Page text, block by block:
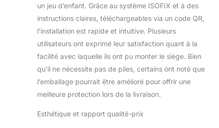
d'une seule main et
tout au long de sa
EASY GROW
SYSTEM - Vous
pouvez ajuster et
régler l'appui-tête
sur 18 niveaux.
EASY GROW
SYSTEM vous
l'appui-tête et les
un jeu d’enfant. Grâce au système ISOFIX et à des
instructions claires, téléchargeables via un code QR,
l’installation est rapide et intuitive. Plusieurs
utilisateurs ont exprimé leur satisfaction quant à la
facilité avec laquelle ils ont pu monter le siège. Bien
qu’il ne nécessite pas de piles, certains ont noté que
l’emballage pourrait être amélioré pour offrir une
meilleure protection lors de la livraison.
Esthétique et rapport qualité-prix